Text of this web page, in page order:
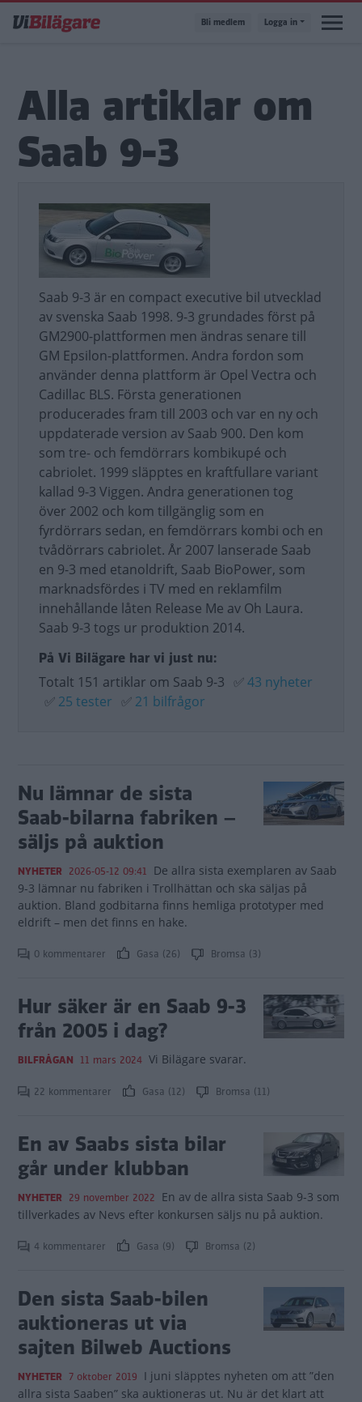
till
Bli medlem Logga in
Alla artiklar om
Saab 9-3
Saab 9-3 är en compact executive bil utvecklad
av svenska Saab 1998. 9-3 grundades först på
GM2900-plattformen men ändras senare till
GM Epsilon-plattformen. Andra fordon som
använder denna plattform är Opel Vectra och
Cadillac BLS. Första generationen
producerades fram till 2003 och var en ny och
uppdaterade version av Saab 900. Den kom
som tre- och femdörrars kombikupé och
cabriolet. 1999 släpptes en kraftfullare variant
kallad 9-3 Viggen. Andra generationen tog
över 2002 och kom tillgänglig som en
fyrdörrars sedan, en femdörrars kombi och en
tvådörrars cabriolet. År 2007 lanserade Saab
en 9-3 med etanoldrift, Saab BioPower, som
marknadsfördes i TV med en reklamfilm
innehållande låten Release Me av Oh Laura.
Saab 9-3 togs ur produktion 2014.
På Vi Bilägare har vi just nu:
Totalt 151 artiklar om Saab 9-3 ✅43 nyheter
✅ 25 tester ✅ 21 bilfrågor
Nu lämnar de sista
Saab-bilarna fabriken –
säljs på auktion
NYHETER 2026-05-12 09:41 De allra sista exemplaren av Saab
9-3 lämnar nu fabriken i Trollhättan och ska säljas på
auktion. Bland godbitarna finns hemliga prototyper med
eldrift – men det finns en hake.
0 kommentarer Gasa (26) Bromsa (3)
Hur säker är en Saab 9-3
från 2005 i dag?
BILFRÅGAN 11 mars 2024 Vi Bilägare svarar.
22 kommentarer Gasa (12) Bromsa (11)
En av Saabs sista bilar
går under klubban
NYHETER 29 november 2022 En av de allra sista Saab 9-3 som
tillverkades av Nevs efter konkursen säljs nu på auktion.
4 kommentarer Gasa (9) Bromsa (2)
Den sista Saab-bilen
auktioneras ut via
sajten Bilweb Auctions
NYHETER 7 oktober 2019 I juni släpptes nyheten om att ”den
allra sista Saaben” ska auktioneras ut. Nu är det klart att